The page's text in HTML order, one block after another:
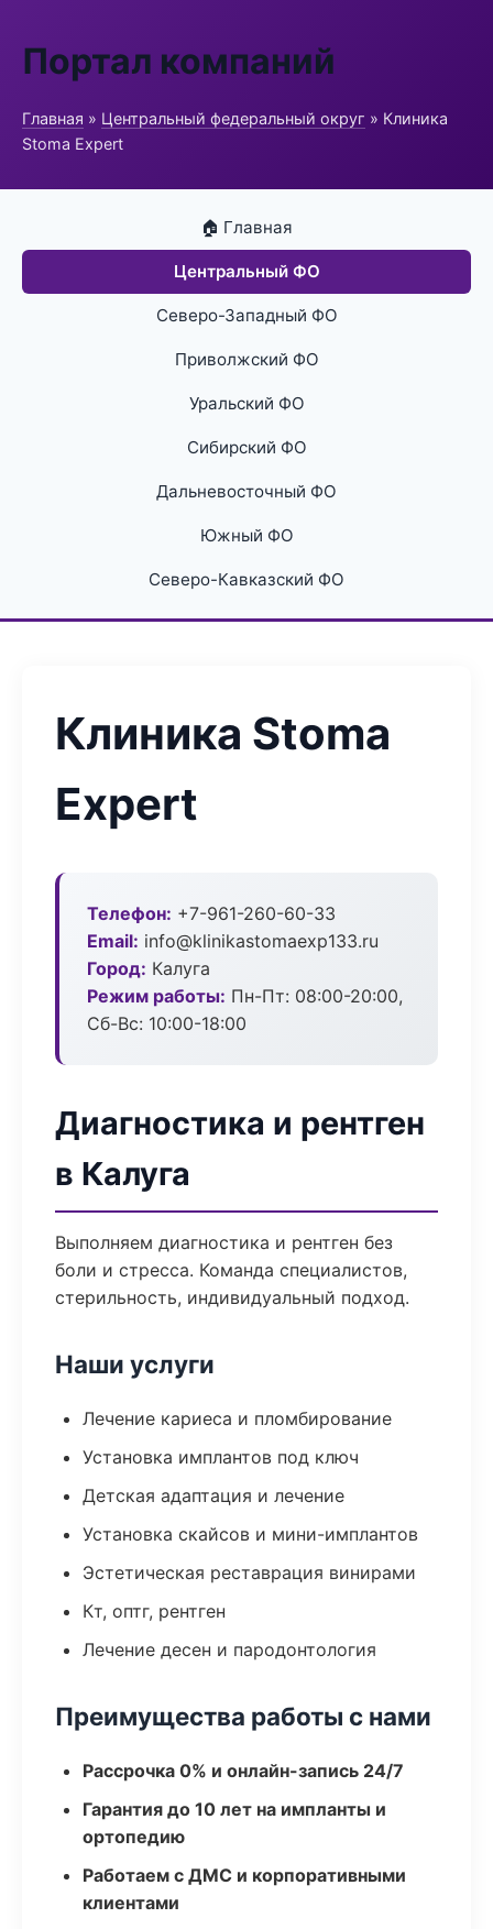
Портал компаний
Главная » Центральный федеральный округ » Клиника
Stoma Expert
🏠 Главная
Центральный ФО
Северо-Западный ФО
Приволжский ФО
Уральский ФО
Сибирский ФО
Дальневосточный ФО
Южный ФО
Северо-Кавказский ФО
Клиника Stoma
Expert
Телефон: +7-961-260-60-33
Email: info@klinikastomaexp133.ru
Город: Калуга
Режим работы: Пн-Пт: 08:00-20:00,
Сб-Вс: 10:00-18:00
Диагностика и рентген
в Калуга
Выполняем диагностика и рентген без
боли и стресса. Команда специалистов,
стерильность, индивидуальный подход.
Наши услуги
Лечение кариеса и пломбирование
Установка имплантов под ключ
Детская адаптация и лечение
Установка скайсов и мини-имплантов
Эстетическая реставрация винирами
Кт, оптг, рентген
Лечение десен и пародонтология
Преимущества работы с нами
Рассрочка 0% и онлайн-запись 24/7
Гарантия до 10 лет на импланты и
ортопедию
Работаем с ДМС и корпоративными
клиентами